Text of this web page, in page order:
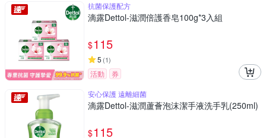
抗菌保護配方
滴露Dettol-滋潤倍護香皂100g*3入組
$115
5 (1)
活動
券
安心保護 遠離細菌
滴露Dettol-滋潤蘆薈泡沫潔手液洗手乳(250ml)
$115